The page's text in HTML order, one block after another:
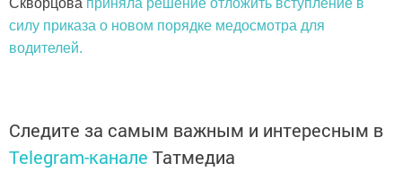
силу приказа о новом порядке медосмотра для
водителей.
Следите за самым важным и интересным в
Telegram-канале Татмедиа